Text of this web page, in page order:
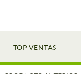
TOP VENTAS